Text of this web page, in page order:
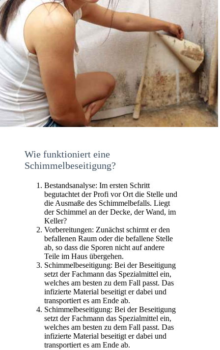
Wie funktioniert eine
Schimmelbeseitigung?
Bestandsanalyse: Im ersten Schritt
begutachtet der Profi vor Ort die Stelle und
die Ausmaße des Schimmelbefalls. Liegt
der Schimmel an der Decke, der Wand, im
Keller?
Vorbereitungen: Zunächst schirmt er den
befallenen Raum oder die befallene Stelle
ab, so dass die Sporen nicht auf andere
Teile im Haus übergehen.
Schimmelbeseitigung: Bei der Beseitigung
setzt der Fachmann das Spezialmittel ein,
welches am besten zu dem Fall passt. Das
infizierte Material beseitigt er dabei und
transportiert es am Ende ab.
Schimmelbeseitigung: Bei der Beseitigung
setzt der Fachmann das Spezialmittel ein,
welches am besten zu dem Fall passt. Das
infizierte Material beseitigt er dabei und
transportiert es am Ende ab.